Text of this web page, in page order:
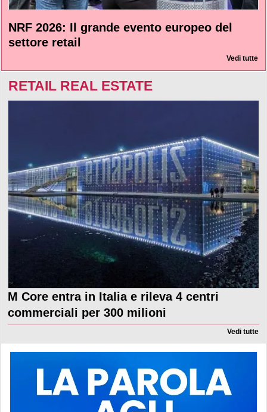
NRF 2026: Il grande evento europeo del
settore retail
Vedi tutte
RETAIL REAL ESTATE
M Core entra in Italia e rileva 4 centri
commerciali per 300 milioni
Vedi tutte